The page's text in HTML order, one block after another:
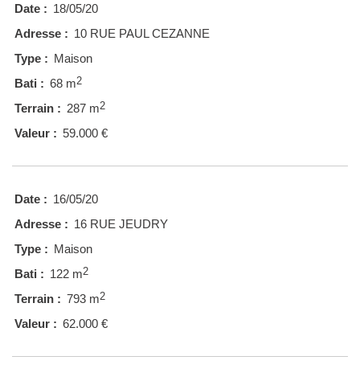
Date : 18/05/20
Adresse : 10 RUE PAUL CEZANNE
Type : Maison
Bati : 68 m2
Terrain : 287 m2
Valeur : 59.000 €
Date : 16/05/20
Adresse : 16 RUE JEUDRY
Type : Maison
Bati : 122 m2
Terrain : 793 m2
Valeur : 62.000 €